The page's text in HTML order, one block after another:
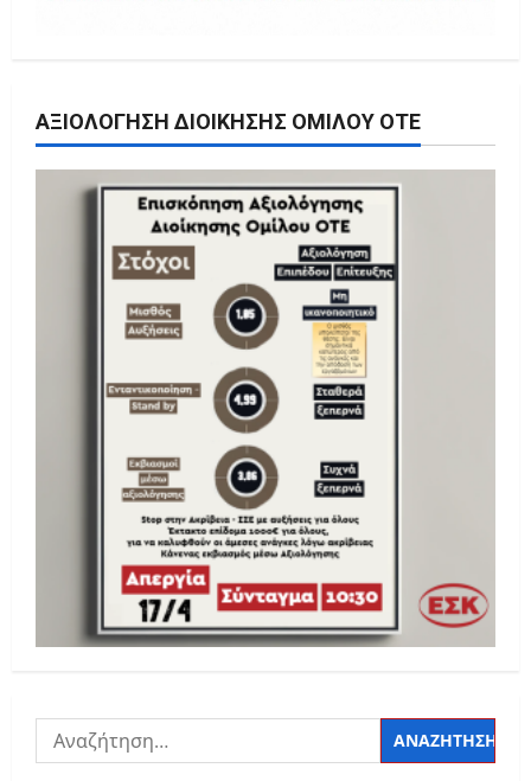
ΑΞΙΟΛΌΓΗΣΗ ΔΙΟΊΚΗΣΗΣ ΟΜΊΛΟΥ ΟΤΕ
Αναζήτηση
για: